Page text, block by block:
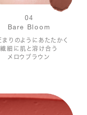
04
Bare Bloom
まりのようにあたたかく
繊細に肌と溶け合う
メロウブラウン